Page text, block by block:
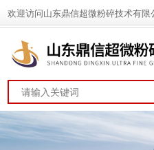
欢迎访问山东鼎信超微粉碎技术有限